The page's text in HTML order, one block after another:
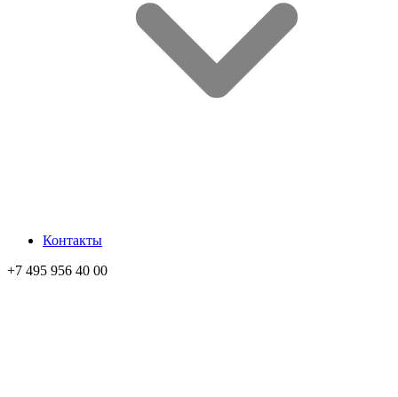
Контакты
+7 495 956 40 00